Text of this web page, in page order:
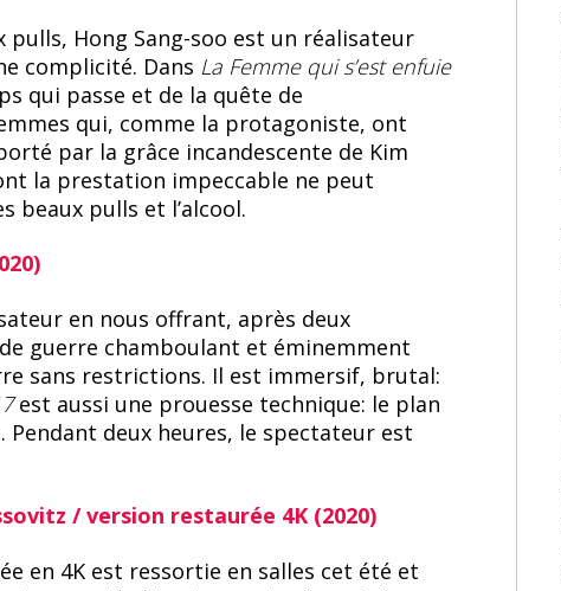
Hong Sang-soo est un réalisateur
complicité. Dans La Femme qui s’est enfuie
qui passe et de la quête de
qui, comme la protagoniste, ont
par la grâce incandescente de Kim
la prestation impeccable ne peut
beaux pulls et l’alcool.
en nous offrant, après deux
guerre chamboulant et éminemment
sans restrictions. Il est immersif, brutal:
est aussi une prouesse technique: le plan
deux heures, le spectateur est
/ version restaurée 4K (2020)
en 4K est ressortie en salles cet été et